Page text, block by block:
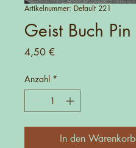
Artikelnummer: Default 221
Geist Buch Pin
4,50 €
Anzahl *
In den Warenkorb